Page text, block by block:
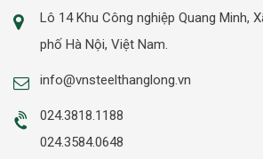
Lô 14 Khu Công nghiệp Quang Minh,
phố Hà Nội, Việt Nam.
info@vnsteelthanglong.vn
024.3818.1188
024.3584.0648